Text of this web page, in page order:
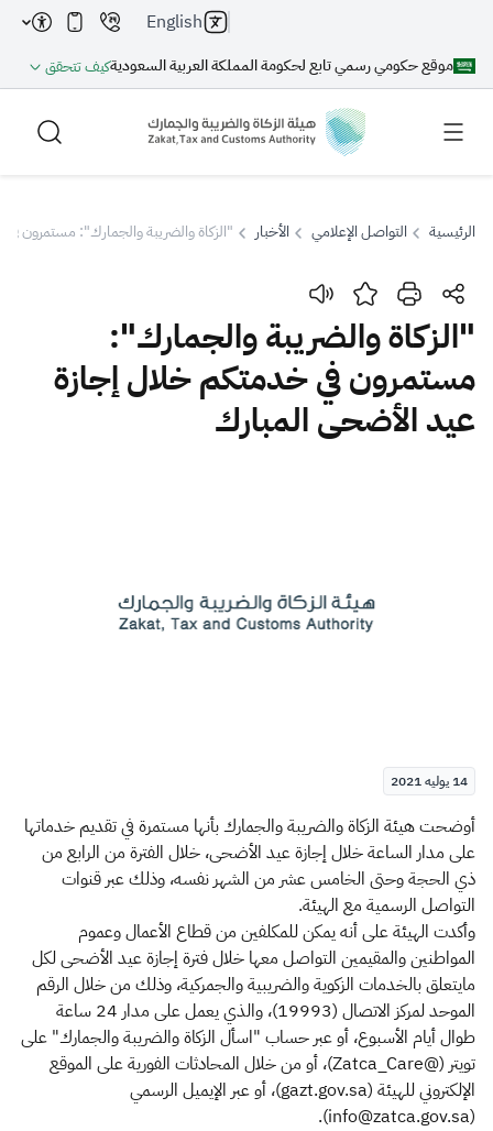
موقع حكومي رسمي تابع لحكومة المملكة العربية السعوديةكيف تتحقق
English
بحث
بحث بحث AI
اقتراحات
الرئيسية التواصل الإعلامي الأخبار "الزكاة والضريبة والجمارك": مستمرون
"الزكاة والضريبة والجمارك":
مستمرون في خدمتكم خلال إجازة
عيد الأضحى المبارك
14 يوليه 2021
​أوضحت هيئة الزكاة والضريبة والجمارك بأنها مستمرة في تقديم خدماتها
على مدار الساعة خلال إجازة عيد الأضحى، خلال الفترة من الرابع من
ذي الحجة وحتى الخامس عشر من الشهر نفسه، وذلك عبر قنوات
التواصل الرسمية مع الهيئة.
وأكدت الهيئة على أنه يمكن للمكلفين من قطاع الأعمال وعموم
المواطنين والمقيمين التواصل معها خلال فترة إجازة عيد الأضحى لكل
مايتعلق بالخدمات الزكوية والضريبية والجمركية، وذلك من خلال الرقم
الموحد لمركز الاتصال (19993)، والذي يعمل على مدار 24 ساعة
طوال أيام الأسبوع، أو عبر حساب "اسأل الزكاة والضريبة والجمارك" على
تويتر (@Zatca_Care)، أو من خلال المحادثات الفورية على الموقع
الإلكتروني للهيئة (gazt.gov.sa)، أو عبر الإيميل الرسمي
(info@zatca.gov.sa).